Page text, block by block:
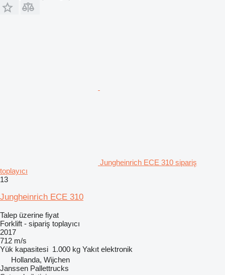
Jungheinrich ECE 310 sipariş
toplayıcı
13
Jungheinrich ECE 310
Talep üzerine fiyat
Forklift - sipariş toplayıcı
2017
712 m/s
Yük kapasitesi 1.000 kg Yakıt elektronik
Hollanda, Wijchen
Janssen Pallettrucks